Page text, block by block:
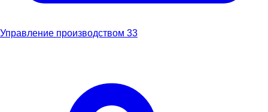
Управление производством 33